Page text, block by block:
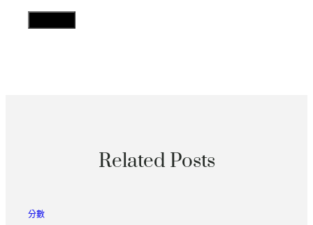
Related Posts
分數